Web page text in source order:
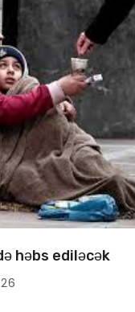
həbs ediləcək